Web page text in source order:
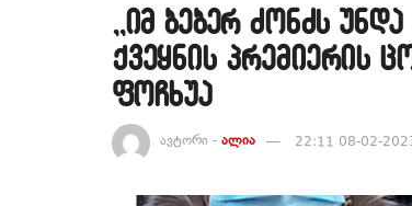
,,იმ ბებერ ძონძს
ქვეყნის პრემიერის
ფოჩხუა
ავტორი - ალია 22:11 08-02-